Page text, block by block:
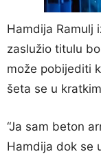
Hamdija Ramulj
zaslužio titulu
može pobijediti
šeta se u
“Ja sam beton
Hamdija dok se